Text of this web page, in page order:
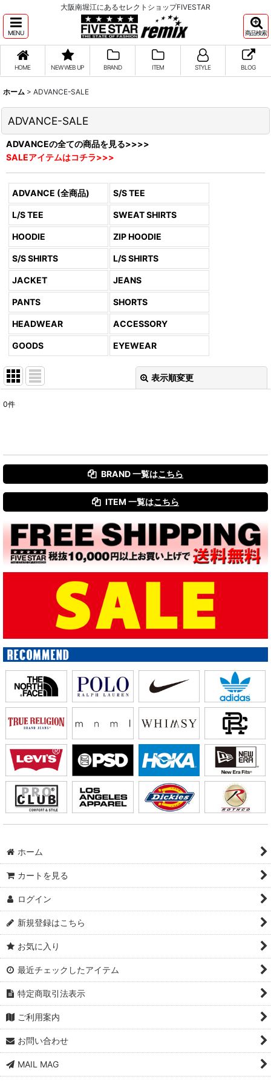
大阪南堀江にあるセレクトショップFIVESTAR
MENU 商品検索
HOME NEW WEB UP BRAND ITEM STYLE BLOG
ホーム > ADVANCE-SALE
ADVANCE-SALE
ADVANCEの全ての商品を見る>>>>
SALEアイテムはコチラ>>>
ADVANCE (全商品) S/S TEE
L/S TEE SWEAT SHIRTS
HOODIE ZIP HOODIE
S/S SHIRTS L/S SHIRTS
JACKET JEANS
PANTS SHORTS
HEADWEAR ACCESSORY
GOODS EYEWEAR
表示順変更
絞り込む
0件
BRAND 一覧はこちら
ITEM 一覧はこちら
ホーム
カートを見る
ログイン
新規登録はこちら
お気に入り
最近チェックしたアイテム
特定商取引法表示
ご利用案内
お問い合わせ
MAIL MAG